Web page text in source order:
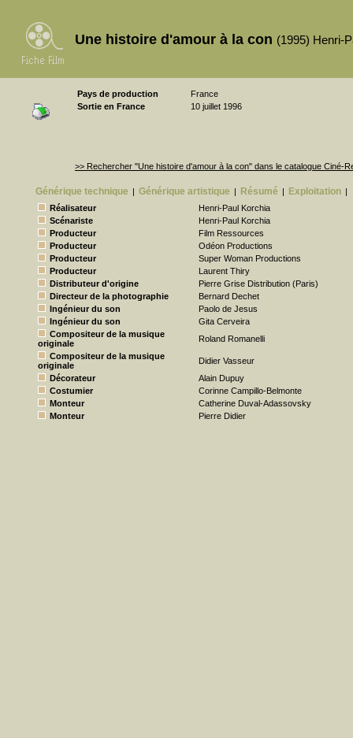
Une histoire d'amour à la con (1995) Henri-
Pays de production
France
Sortie en France
10 juillet 1996
>> Rechercher "Une histoire d'amour à la con" dans le catalogue Ciné-
Générique technique | Générique artistique | Résumé | Exploitation |
Réalisateur
Henri-Paul Korchia
Scénariste
Henri-Paul Korchia
Producteur
Film Ressources
Producteur
Odéon Productions
Producteur
Super Woman Productions
Producteur
Laurent Thiry
Distributeur d'origine
Pierre Grise Distribution (Paris)
Directeur de la photographie
Bernard Dechet
Ingénieur du son
Paolo de Jesus
Ingénieur du son
Gita Cerveira
Compositeur de la musique
originale
Roland Romanelli
Compositeur de la musique
originale
Didier Vasseur
Décorateur
Alain Dupuy
Costumier
Corinne Campillo-Belmonte
Monteur
Catherine Duval-Adassovsky
Monteur
Pierre Didier